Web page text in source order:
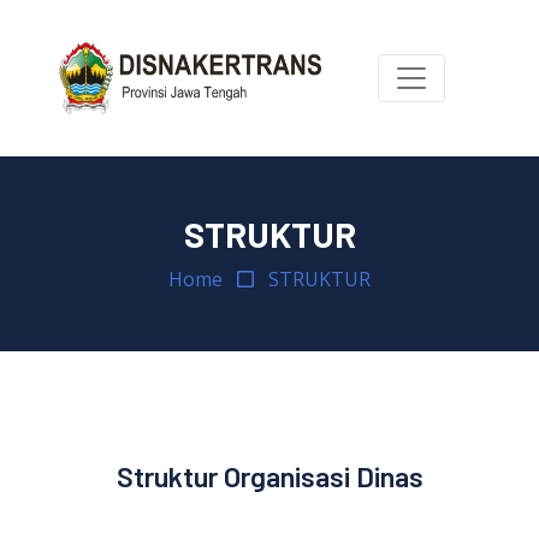
STRUKTUR
Home STRUKTUR
Struktur Organisasi Dinas